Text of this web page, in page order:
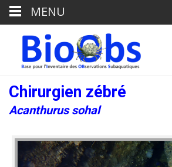
Chirurgien zébré
Acanthurus sohal
MENU